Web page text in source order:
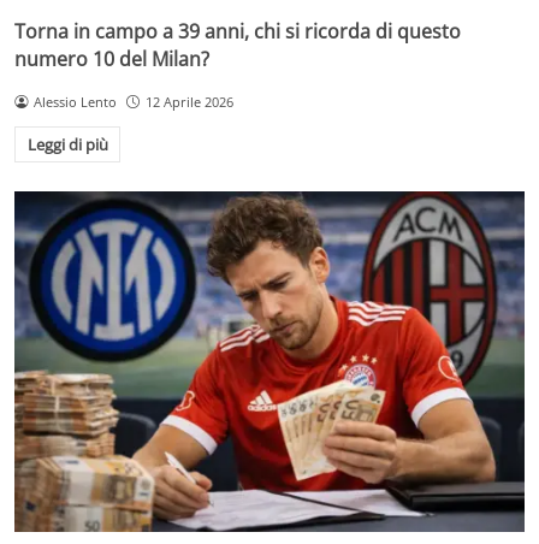
Torna in campo a 39 anni, chi si ricorda di questo
numero 10 del Milan?
Alessio Lento 12 Aprile 2026
Leggi di più